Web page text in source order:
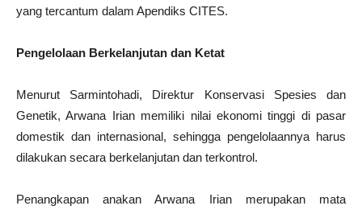
yang tercantum dalam Apendiks CITES.
Pengelolaan Berkelanjutan dan Ketat
Menurut Sarmintohadi, Direktur Konservasi Spesies dan
Genetik, Arwana Irian memiliki nilai ekonomi tinggi di pasar
domestik dan internasional, sehingga pengelolaannya harus
dilakukan secara berkelanjutan dan terkontrol.
Penangkapan anakan Arwana Irian merupakan mata